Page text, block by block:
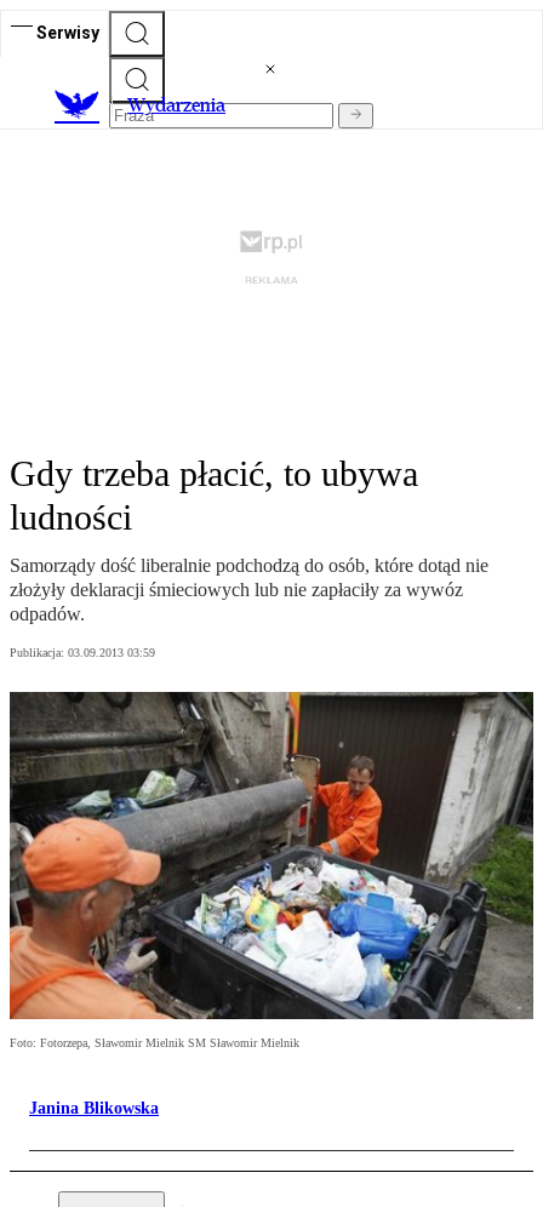
Serwisy
Wydarzenia
Gdy trzeba płacić, to ubywa
ludności
Samorządy dość liberalnie podchodzą do osób, które dotąd nie
złożyły deklaracji śmieciowych lub nie zapłaciły za wywóz
odpadów.
Publikacja: 03.09.2013 03:59
Foto: Fotorzepa, Sławomir Mielnik SM Sławomir Mielnik
Janina Blikowska